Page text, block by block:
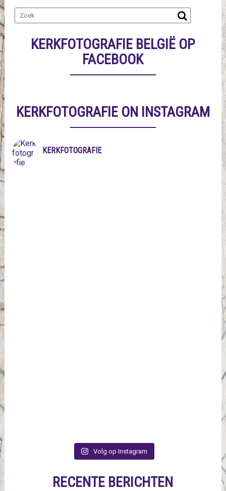
KERKFOTOGRAFIE BELGIË OP
FACEBOOK
KERKFOTOGRAFIE ON INSTAGRAM
KERKFOTOGRAFIE
Volg op Instagram
RECENTE BERICHTEN